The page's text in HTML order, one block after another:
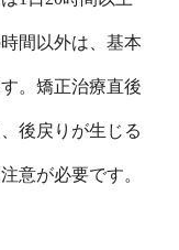
間以外は、基本
。矯正治療直後
後戻りが生じる
意が必要です。